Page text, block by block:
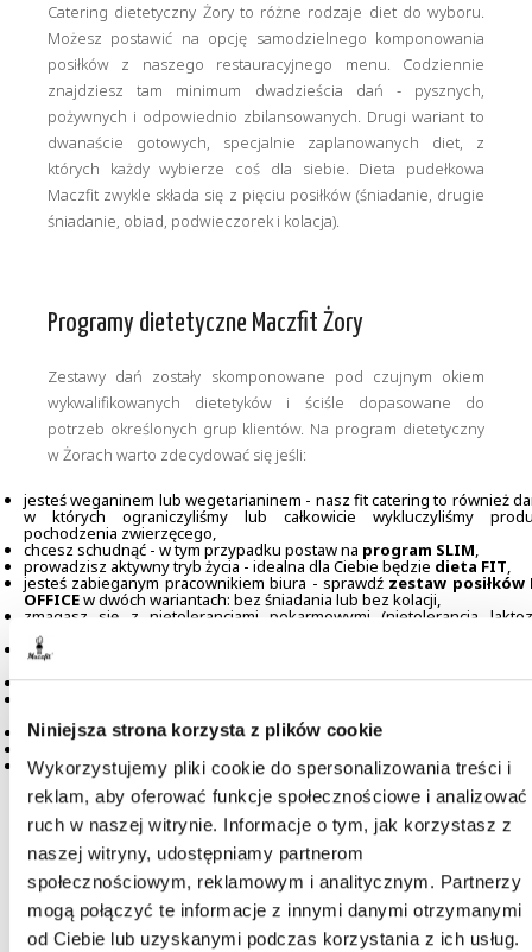
Niniejsza strona korzysta z plików cookie
Wykorzystujemy pliki cookie do spersonalizowania treści i
reklam, aby oferować funkcje społecznościowe i analizować
ruch w naszej witrynie. Informacje o tym, jak korzystasz z
naszej witryny, udostępniamy partnerom
społecznościowym, reklamowym i analitycznym. Partnerzy
mogą połączyć te informacje z innymi danymi otrzymanymi
od Ciebie lub uzyskanymi podczas korzystania z ich usług.
Catering dietetyczny Żory to różne rodzaje diet do wyboru.
Możesz postawić na opcję samodzielnego komponowania
posiłków z naszego restauracyjnego menu. Codziennie
znajdziesz tam minimum dwadzieścia dań - pysznych,
pożywnych i odpowiednio zbilansowanych. Drugi wariant to
dwanaście gotowych, specjalnie zaplanowanych diet, z
których każdy wybierze coś dla siebie. Dieta pudełkowa
Maczfit zwykle składa się z pięciu posiłków (śniadanie, drugie
śniadanie, obiad, podwieczorek i kolacja).
Programy dietetyczne Maczfit Żory
Zestawy dań zostały skomponowane pod czujnym okiem
wykwalifikowanych dietetyków i ściśle dopasowane do
potrzeb określonych grup klientów. Na program dietetyczny
w Żorach warto zdecydować się jeśli:
jesteś weganinem lub wegetarianinem - nasz fit catering to również
w których ograniczyliśmy lub całkowicie wykluczyliśmy
pochodzenia zwierzęcego,
chcesz schudnąć - w tym przypadku postaw na program SLIM,
prowadzisz aktywny tryb życia - idealna dla Ciebie będzie dieta FIT,
jesteś zabieganym pracownikiem biura - sprawdź zestaw posiłków
OFFICEw dwóch wariantach: bez śniadania lub bez kolacji,
zmagasz się z nietolerancjami pokarmowymi (nietolerancja
glutenu) - zamów
występują u Ciebie zaburzenia ze strony układu pokarmowego - w
przypadku polecamy
jesteś diabetykiem - sprawdź posiłki zdiety DIABETIC,
jesteś mamą - idealny dla Ciebie będziecatering dietetyczny MAMI
lubisz dobrze zjeść i jesteś otwarty na nowe smaki - zamów
posiłków z diety INTERMITTENT FASTING .
Catering dietetyczny Żory - dołącz do klientów
naszej firmy!